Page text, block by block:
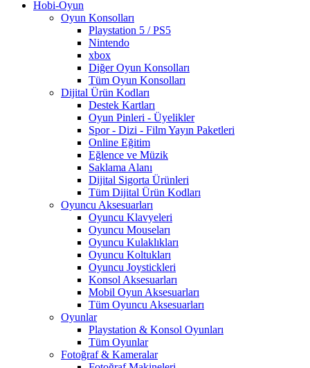
Hobi-Oyun
Oyun Konsolları
Playstation 5 / PS5
Nintendo
xbox
Diğer Oyun Konsolları
Tüm Oyun Konsolları
Dijital Ürün Kodları
Destek Kartları
Oyun Pinleri - Üyelikler
Spor - Dizi - Film Yayın Paketleri
Online Eğitim
Eğlence ve Müzik
Saklama Alanı
Dijital Sigorta Ürünleri
Tüm Dijital Ürün Kodları
Oyuncu Aksesuarları
Oyuncu Klavyeleri
Oyuncu Mouseları
Oyuncu Kulaklıkları
Oyuncu Koltukları
Oyuncu Joystickleri
Konsol Aksesuarları
Mobil Oyun Aksesuarları
Tüm Oyuncu Aksesuarları
Oyunlar
Playstation & Konsol Oyunları
Tüm Oyunlar
Fotoğraf & Kameralar